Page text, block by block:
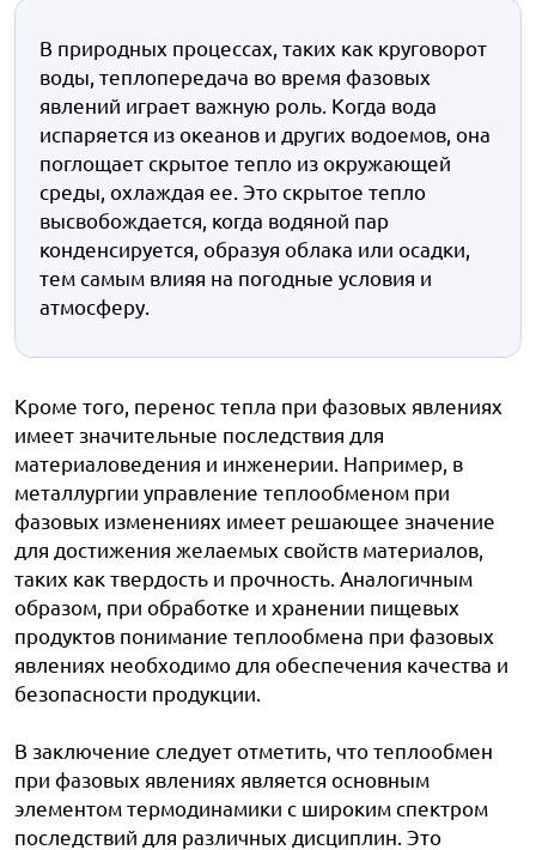
В природных процессах, таких как круговорот
воды, теплопередача во время фазовых
явлений играет важную роль. Когда вода
испаряется из океанов и других водоемов, она
поглощает скрытое тепло из окружающей
среды, охлаждая ее. Это скрытое тепло
высвобождается, когда водяной пар
конденсируется, образуя облака или осадки,
тем самым влияя на погодные условия и
атмосферу.
Кроме того, перенос тепла при фазовых явлениях
имеет значительные последствия для
материаловедения и инженерии. Например, в
металлургии управление теплообменом при
фазовых изменениях имеет решающее значение
для достижения желаемых свойств материалов,
таких как твердость и прочность. Аналогичным
образом, при обработке и хранении пищевых
продуктов понимание теплообмена при фазовых
явлениях необходимо для обеспечения качества и
безопасности продукции.
В заключение следует отметить, что теплообмен
при фазовых явлениях является основным
элементом термодинамики с широким спектром
последствий для различных дисциплин. Это